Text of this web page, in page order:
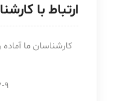
ارتباط با
کارشناسان ما
9